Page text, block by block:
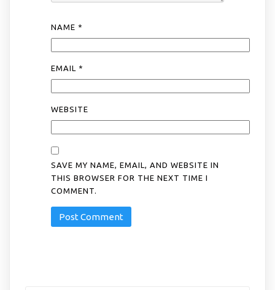
NAME *
EMAIL *
WEBSITE
SAVE MY NAME, EMAIL, AND WEBSITE IN
THIS BROWSER FOR THE NEXT TIME I
COMMENT.